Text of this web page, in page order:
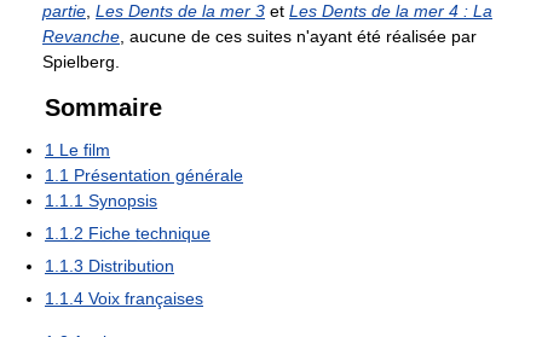
partie, Les Dents de la mer 3 et Les Dents de la mer 4 : La
Revanche, aucune de ces suites n'ayant été réalisée par
Spielberg.
Sommaire
1 Le film
1.1 Présentation générale
1.1.1 Synopsis
1.1.2 Fiche technique
1.1.3 Distribution
1.1.4 Voix françaises